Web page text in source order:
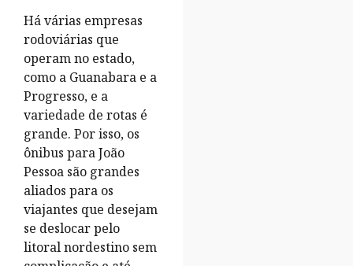
Há várias empresas
rodoviárias que
operam no estado,
como a Guanabara e a
Progresso, e a
variedade de rotas é
grande. Por isso, os
ônibus para João
Pessoa são grandes
aliados para os
viajantes que desejam
se deslocar pelo
litoral nordestino sem